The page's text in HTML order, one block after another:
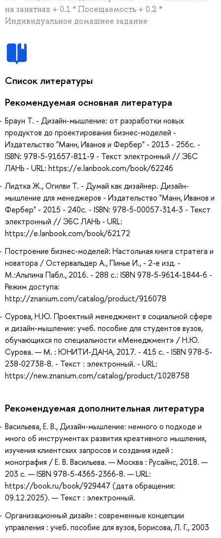
на занятиях + 0.1 * Посещаемость + 0.2 *
Индивидуальное домашнее задание
Список литературы
Рекомендуемая основная литература
Браун Т. - Дизайн-мышление: от разработки новых
продуктов до проектирования бизнес-моделей -
Издательство "Манн, Иванов и Фербер" - 2013 - 256с. -
ISBN: 978-5-91657-811-9 - Текст электронный // ЭБС
ЛАНЬ - URL: https://e.lanbook.com/book/62246
Лидтка Ж., Огилви Т. - Думай как дизайнер. Дизайн-
мышление для менеджеров - Издательство "Манн, Иванов и
Фербер" - 2015 - 240с. - ISBN: 978-5-00057-314-3 - Текст
электронный // ЭБС ЛАНЬ - URL:
https://e.lanbook.com/book/62172
Построение бизнес-моделей: Настольная книга стратега и
новатора / Остервальдер А., Пинье И., - 2-е изд. -
М.:Альпина Пабл., 2016. - 288 с.: ISBN 978-5-9614-1844-6 -
Режим доступа:
http://znanium.com/catalog/product/916078
Сурова, Н.Ю. Проектный менеджмент в социальной сфере
и дизайн-мышление: учеб. пособие для студентов вузов,
обучающихся по специальности «Менеджмент» / Н.Ю.
Сурова. — М. : ЮНИТИ-ДАНА, 2017. - 415 с. - ISBN 978-5-
238-02738-8. - Текст : электронный. - URL:
https://new.znanium.com/catalog/product/1028758
Рекомендуемая дополнительная литература
Васильева, Е. В., Дизайн-мышление: немного о подходе и
много об инструментах развития креативного мышления,
изучения клиентских запросов и создания идей :
монография / Е. В. Васильева. — Москва : Русайнс, 2018. —
203 с. — ISBN 978-5-4365-2366-8. — URL:
https://book.ru/book/929447 (дата обращения:
09.12.2025). — Текст : электронный.
Организационный дизайн : современные концепции
управления : учеб. пособие для вузов, Борисова, Л. Г., 2003